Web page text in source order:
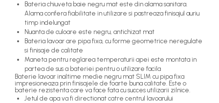
Bateria chiuveta baie negru mat este din alama sanitara.
Alama confera fiabilitate in utilizare si pastreaza finisajul auriu
timp indelungat
Nuanta de culoare este negru, antichizat mat
Bateria lavoar are pipa fixa, cu forme geometrice neregulate
si finisaje de calitate
Maneta pentru reglarea temperaturii apei este montata in
partea de sus a bateriei pentru o utilizare facila
Baterie lavoar inaltime medie negru mat SLIM cu pipa fixa
impresioneaza prin finisajele de foarte buna calitate. Este o
baterie rezistenta care va face fata cu succes utilizarii zilnice.
Jetul de apa va fi directionat catre centrul lavoarului